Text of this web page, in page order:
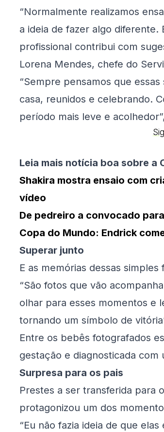
“Normalmente realizamos
a ideia de fazer algo
profissional contribui com
Lorena Mendes, chefe do
“Sempre pensamos que
casa, reunidos e celebrando.
período mais leve e
Leia mais notícia boa sobre a
Shakira mostra ensaio com
vídeo
De pedreiro a convocado
Copa do Mundo: Endrick
Superar junto
E as memórias dessas
“São fotos que vão
olhar para esses momentos e
tornando um símbolo de
Entre os bebês fotografados
gestação e diagnosticada com
Surpresa para os pais
Prestes a ser transferida para
protagonizou um dos
“Eu não fazia ideia de que